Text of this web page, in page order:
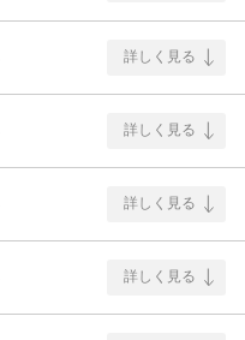
詳しく見る
詳しく見る
詳しく見る
詳しく見る